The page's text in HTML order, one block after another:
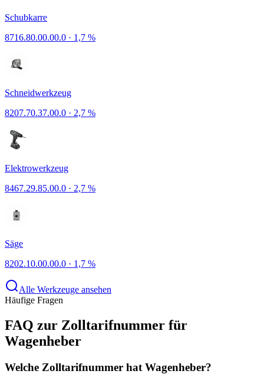
Schubkarre
8716.80.00.00.0 · 1,7 %
Schneidwerkzeug
8207.70.37.00.0 · 2,7 %
Elektrowerkzeug
8467.29.85.00.0 · 2,7 %
Säge
8202.10.00.00.0 · 1,7 %
Alle Werkzeuge ansehen
Häufige Fragen
FAQ zur Zolltarifnummer für
Wagenheber
Welche Zolltarifnummer hat Wagenheber?